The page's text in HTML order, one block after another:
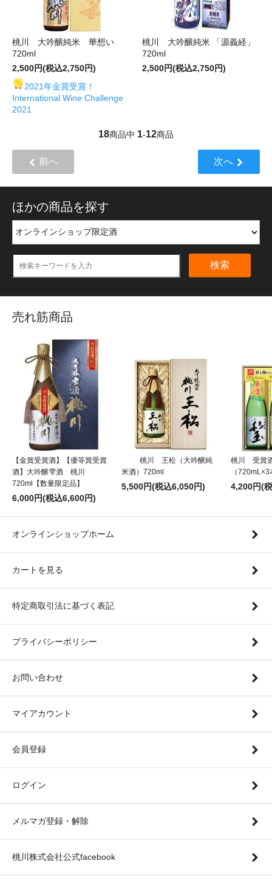
桃川 大吟醸純米 華想い
720ml
2,500円(税込2,750円)
2021年金賞受賞！
International Wine Challenge
2021
桃川 大吟醸純米 「源義経」
720ml
2,500円(税込2,750円)
18商品中 1-12商品
前へ 次へ
ほかの商品を探す
検索
売れ筋商品
【金賞受賞酒】【優等賞受賞
酒】大吟醸雫酒 桃川
720ml【数量限定品】
6,000円(税込6,600円)
桃川 王松（大吟醸純
米酒）720ml
5,500円(税込6,050円)
桃川 受賞
（720mL×3
4,200円(
オンラインショップホーム
カートを見る
特定商取引法に基づく表記
プライバシーポリシー
お問い合わせ
マイアカウント
会員登録
ログイン
メルマガ登録・解除
桃川株式会社公式facebook